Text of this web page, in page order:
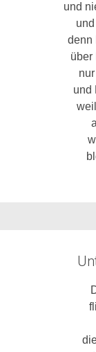
und
denn
über
und
weil